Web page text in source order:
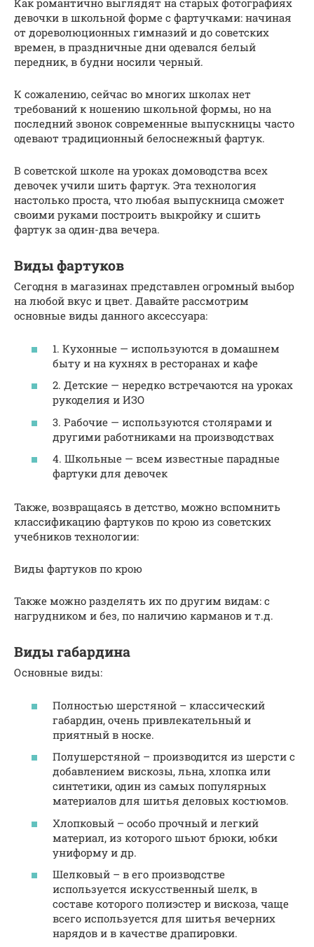
Как романтично выглядят на старых фотографиях
девочки в школьной форме с фартучками: начиная
от дореволюционных гимназий и до советских
времен, в праздничные дни одевался белый
передник, в будни носили черный.
К сожалению, сейчас во многих школах нет
требований к ношению школьной формы, но на
последний звонок современные выпускницы часто
одевают традиционный белоснежный фартук.
В советской школе на уроках домоводства всех
девочек учили шить фартук. Эта технология
настолько проста, что любая выпускница сможет
своими руками построить выкройку и сшить
фартук за один-два вечера.
Виды фартуков
Сегодня в магазинах представлен огромный выбор
на любой вкус и цвет. Давайте рассмотрим
основные виды данного аксессуара:
1. Кухонные — используются в домашнем
быту и на кухнях в ресторанах и кафе
2. Детские — нередко встречаются на уроках
рукоделия и ИЗО
3. Рабочие — используются столярами и
другими работниками на производствах
4. Школьные — всем известные парадные
фартуки для девочек
Также, возвращаясь в детство, можно вспомнить
классификацию фартуков по крою из советских
учебников технологии:
Виды фартуков по крою
Также можно разделять их по другим видам: с
нагрудником и без, по наличию карманов и т.д.
Виды габардина
Основные виды:
Полностью шерстяной – классический
габардин, очень привлекательный и
приятный в носке.
Полушерстяной – производится из шерсти с
добавлением вискозы, льна, хлопка или
синтетики, один из самых популярных
материалов для шитья деловых костюмов.
Хлопковый – особо прочный и легкий
материал, из которого шьют брюки, юбки
униформу и др.
Шелковый – в его производстве
используется искусственный шелк, в
составе которого полиэстер и вискоза, чаще
всего используется для шитья вечерних
нарядов и в качестве драпировки.